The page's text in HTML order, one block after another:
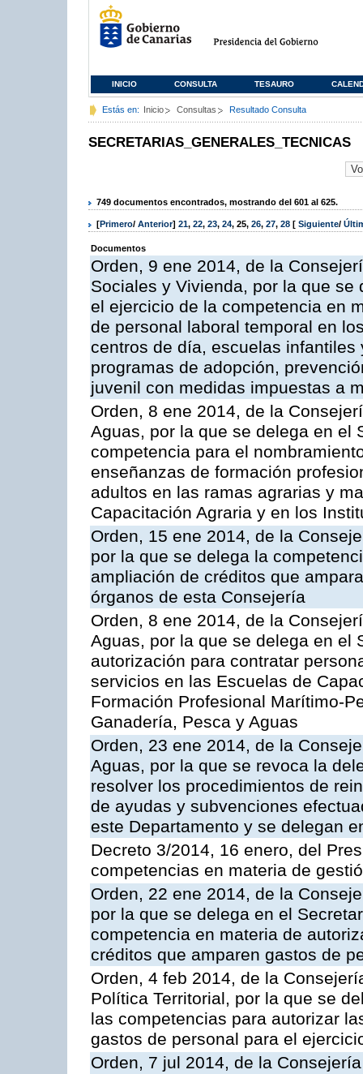
INICIO CONSULTA TESAURO
Estás en: Inicio Consultas Resultado Consulta
SECRETARIAS_GENERALES_TECNICAS
749 documentos encontrados, mostrando del 601 al 625.
[Primero/ Anterior] 21, 22, 23, 24, 25, 26, 27, 28 [ Siguiente/
Documentos
Orden, 9 ene 2014, de la
Sociales y Vivienda, por la que
el ejercicio de la competencia en
de personal laboral temporal en
centros de día, escuelas
programas de adopción,
juvenil con medidas impuestas a
Orden, 8 ene 2014, de la
Aguas, por la que se delega en el
competencia para el
enseñanzas de formación
adultos en las ramas agrarias y
Capacitación Agraria y en los
Orden, 15 ene 2014, de la
por la que se delega la
ampliación de créditos que
órganos de esta Consejería
Orden, 8 ene 2014, de la
Aguas, por la que se delega en el
autorización para contratar
servicios en las Escuelas de
Formación Profesional Marítimo-
Ganadería, Pesca y Aguas
Orden, 23 ene 2014, de la
Aguas, por la que se revoca la
resolver los procedimientos de
de ayudas y subvenciones
este Departamento y se delegan
Decreto 3/2014, 16 enero, del
competencias en materia de
Orden, 22 ene 2014, de la
por la que se delega en el
competencia en materia de
créditos que amparen gastos de
Orden, 4 feb 2014, de la
Política Territorial, por la que se
las competencias para autorizar
gastos de personal para el
Orden, 7 jul 2014, de la